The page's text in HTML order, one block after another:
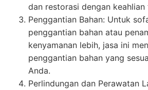
dan restorasi dengan keahlian
Penggantian Bahan: Untuk
penggantian bahan atau
kenyamanan lebih, jasa ini
penggantian bahan yang
Anda.
Perlindungan dan Perawatan